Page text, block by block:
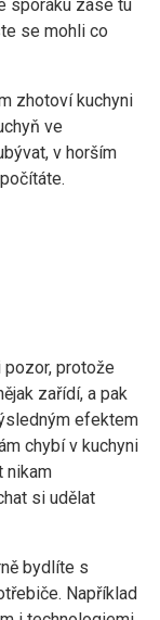
sporáku zase tu
se mohli co
zhotoví kuchyni
ve
v horším
protože
zařídí, a pak
efektem
chybí v kuchyni
nikam
si udělat
bydlíte s
Například